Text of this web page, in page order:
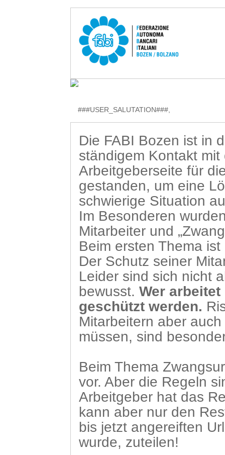
###USER_SALUTATION###,
Die FABI Bozen ist in
ständigem Kontakt
Arbeitgeberseite für
gestanden, um eine
schwierige Situation
Im Besonderen
Mitarbeiter und
Beim ersten Thema
Der Schutz seiner
Leider sind sich nicht
bewusst. Wer
geschützt werden.
Mitarbeitern aber
müssen, sind
Beim Thema
vor. Aber die Regeln
Arbeitgeber hat das
kann aber nur den
bis jetzt angereiften
wurde, zuteilen!